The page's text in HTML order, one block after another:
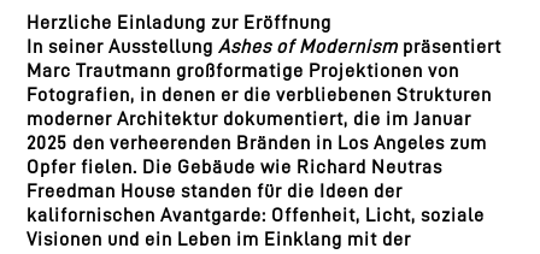
Herzliche Einladung zur Eröffnung
In seiner Ausstellung Ashes of Modernism präsentiert
Marc Trautmann großformatige Projektionen von
Fotografien, in denen er die verbliebenen Strukturen
moderner Architektur dokumentiert, die im Januar
2025 den verheerenden Bränden in Los Angeles zum
Opfer fielen. Die Gebäude wie Richard Neutras
Freedman House standen für die Ideen der
kalifornischen Avantgarde: Offenheit, Licht, soziale
Visionen und ein Leben im Einklang mit der